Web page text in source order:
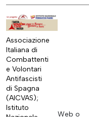
Associazione
Italiana di
Combattenti
e Volontari
Antifascisti
di Spagna
(AICVAS);
Istituto
Web o